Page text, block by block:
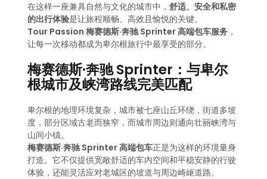
在这样一座兼具自然与文化的城市中，舒适、安全和私密
的出行体验是让旅程顺畅、高效且愉悦的关键。
Tour Passion 梅赛德斯·奔驰 Sprinter 高端包车服务 ，
让每一次移动都成为卑尔根旅行中最享受的部分。
梅赛德斯·奔驰 Sprinter：与卑尔
根城市及峡湾路线完美匹配
卑尔根的地理环境复杂，城市被七座山丘环绕，街道多坡
度，部分区域古老而狭窄，而城市周边则通向壮丽峡湾与
山间小镇。
梅赛德斯·奔驰 Sprinter 高端包车正是为这样的环境量身
打造。它不仅提供宽敞舒适的车内空间和平稳安静的行驶
体验，还能灵活应对老城区的坡道与周边崎岖道路。